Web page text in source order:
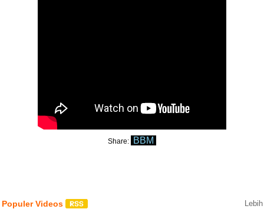
Share: BBM
Populer Videos Lebih